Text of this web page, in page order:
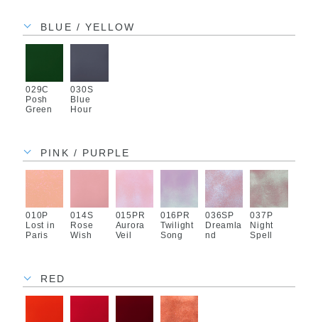
ーヴBLUE / YELLOW
029C
Posh
Green
030S
Blue
Hour
PINK / PURPLE
010P
Lost in
Paris
014S
Rose
Wish
015PR
Aurora
Veil
016PR
Twilight
Song
036SP
Dreamla
nd
037P
Night
Spell
RED